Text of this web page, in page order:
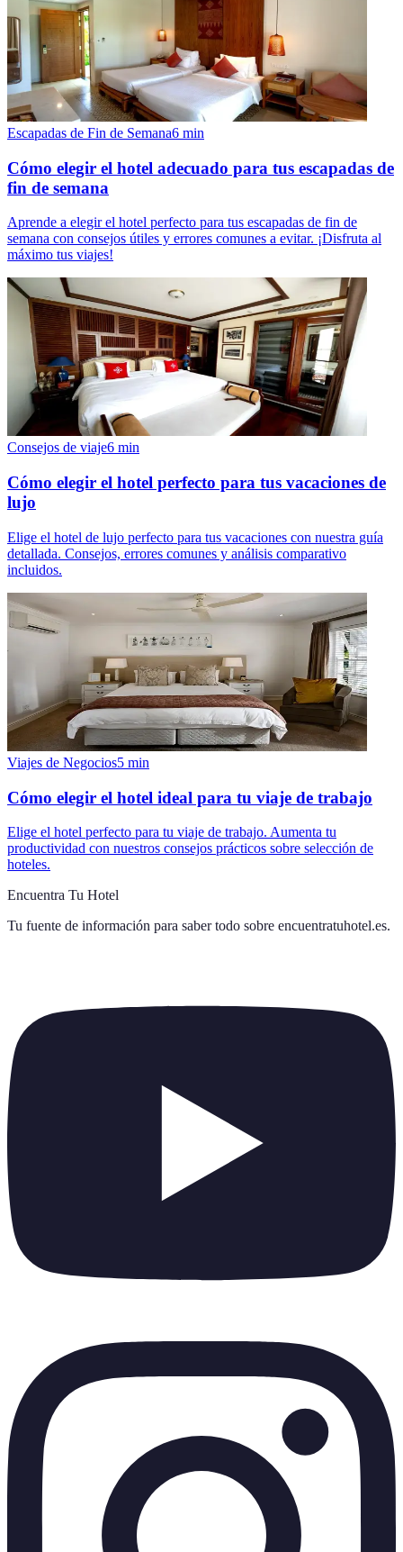
Escapadas de Fin de Semana6 min
Cómo elegir el hotel adecuado para tus escapadas de
fin de semana
Aprende a elegir el hotel perfecto para tus escapadas de fin de
semana con consejos útiles y errores comunes a evitar. ¡Disfruta al
máximo tus viajes!
Consejos de viaje6 min
Cómo elegir el hotel perfecto para tus vacaciones de
lujo
Elige el hotel de lujo perfecto para tus vacaciones con nuestra guía
detallada. Consejos, errores comunes y análisis comparativo
incluidos.
Viajes de Negocios5 min
Cómo elegir el hotel ideal para tu viaje de trabajo
Elige el hotel perfecto para tu viaje de trabajo. Aumenta tu
productividad con nuestros consejos prácticos sobre selección de
hoteles.
Encuentra Tu Hotel
Tu fuente de información para saber todo sobre encuentratuhotel.es.